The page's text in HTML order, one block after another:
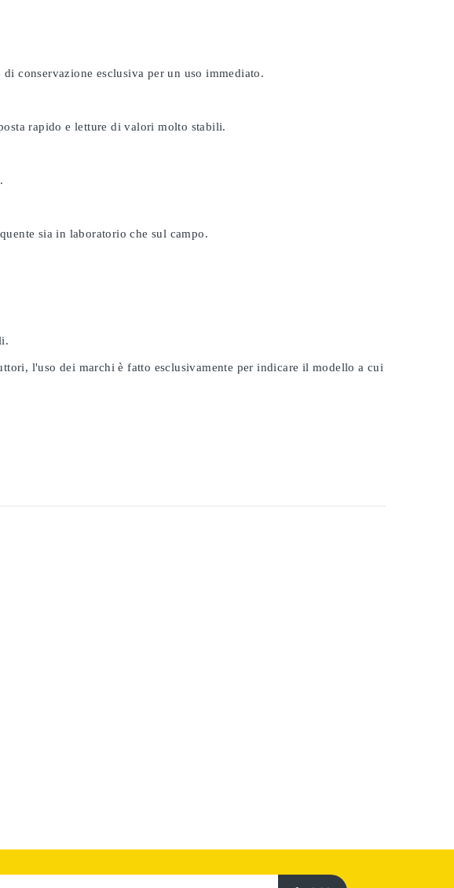
conservazione esclusiva per un uso immediato.
rapido e letture di valori molto stabili.
sia in laboratorio che sul campo.
l'uso dei marchi è fatto esclusivamente per indicare il modello a cui